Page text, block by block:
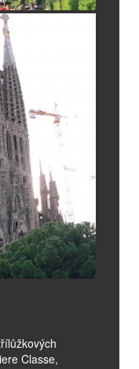
Classe,